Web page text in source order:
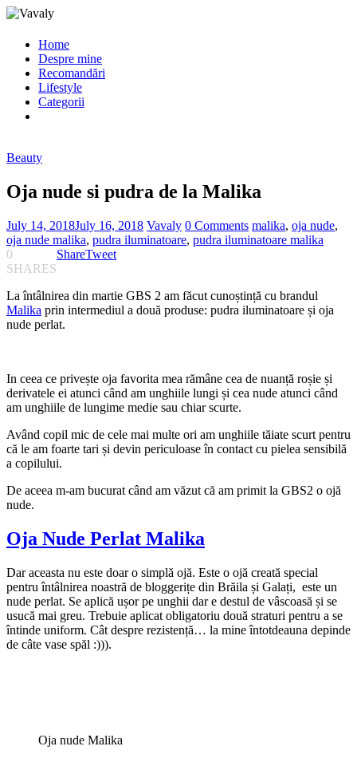
Home
Despre mine
Recomandări
Lifestyle
Categorii
Beauty
Oja nude si pudra de la Malika
July 14, 2018July 16, 2018 Vavaly 0 Comments malika, oja nude,
oja nude malika, pudra iluminatoare, pudra iluminatoare malika
0
SHARES
ShareTweet
La întâlnirea din martie GBS 2 am făcut cunoștință cu brandul
Malika prin intermediul a două produse: pudra iluminatoare și oja
nude perlat.
In ceea ce privește oja favorita mea rămâne cea de nuanță roșie și
derivatele ei atunci când am unghiile lungi și cea nude atunci când
am unghiile de lungime medie sau chiar scurte.
Având copil mic de cele mai multe ori am unghiile tăiate scurt pentru
că le am foarte tari și devin periculoase în contact cu pielea sensibilă
a copilului.
De aceea m-am bucurat când am văzut că am primit la GBS2 o ojă
nude.
Oja Nude Perlat Malika
Dar aceasta nu este doar o simplă ojă. Este o ojă creată special
pentru întâlnirea noastră de bloggerițe din Brăila și Galați, este un
nude perlat. Se aplică ușor pe unghii dar e destul de vâscoasă și se
usucă mai greu. Trebuie aplicat obligatoriu două straturi pentru a se
întinde uniform. Cât despre rezistență… la mine întotdeauna depinde
de câte vase spăl :))).
Oja nude Malika